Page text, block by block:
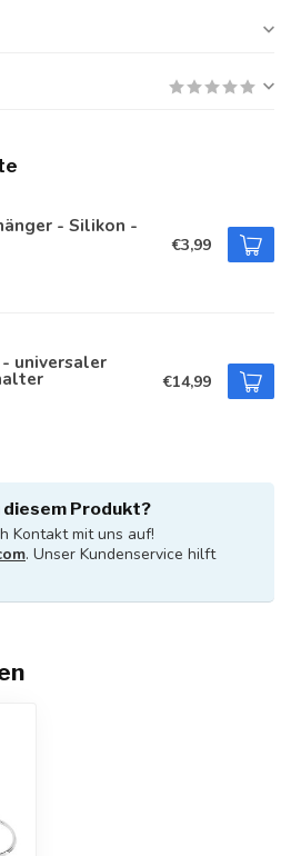
- Silikon -
€3,99
universaler
€14,99
diesem Produkt?
Kontakt mit uns auf!
. Unser Kundenservice hilft